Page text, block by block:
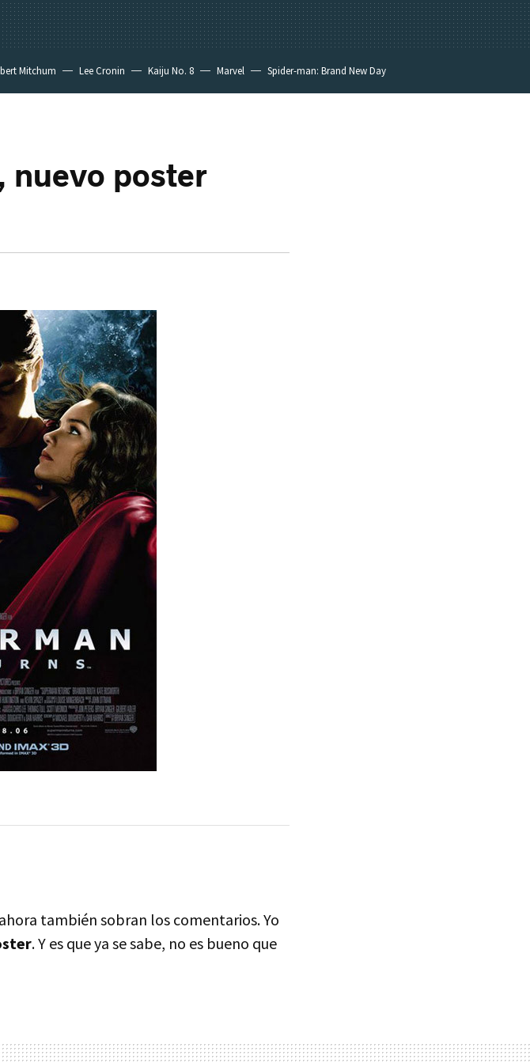
Mitchum Lee Cronin Kaiju No. 8 Marvel Spider-man: Brand New Day
nuevo poster
también sobran los comentarios. Yo
. Y es que ya se sabe, no es bueno que